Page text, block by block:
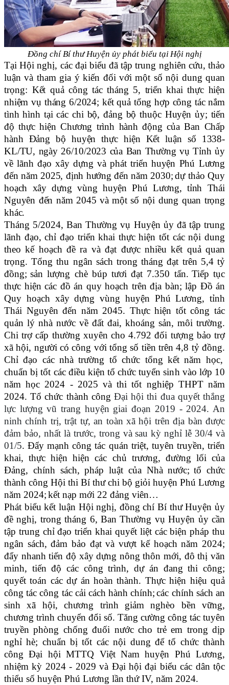
Đồng chí Bí thư Huyện ủy phát biểu tại Hội nghị
Tại Hội nghị, các đại biểu đã tập trung nghiên cứu, thảo
luận và tham gia ý kiến đối với một số nội dung quan
trọng: Kết quả công tác tháng 5, triển khai thực hiện
nhiệm vụ tháng 6/2024; kết quả tổng hợp công tác nắm
tình hình tại các chi bộ, đảng bộ thuộc Huyện ủy; tiến
độ thực hiện Chương trình hành động của Ban Chấp
hành Đảng bộ huyện thực hiện Kết luận số 1338-
KL/TU, ngày 26/10/2023 của Ban Thường vụ Tỉnh ủy
về lãnh đạo xây dựng và phát triển huyện Phú Lương
đến năm 2025, định hướng đến năm 2030; dự thảoQuy
hoạch xây dựng vùng huyện Phú Lương, tỉnh Thái
Nguyên đến năm 2045 và một số nội dung quan trọng
khác.
Tháng 5/2024, Ban Thường vụ Huyện ủy đã tập trung
lãnh đạo, chỉ đạo triển khai thực hiện tốt các nội dung
theo kế hoạch đề ra và đạt được nhiều kết quả quan
trọng. Tổng thu ngân sách trong tháng đạt trên 5,4 tỷ
đồng; sản lượng chè búp tươi đạt 7.350 tấn. Tiếp tục
thực hiện các đồ án quy hoạch trên địa bàn; lập Đồ án
Quy hoạch xây dựng vùng huyện Phú Lương, tỉnh
Thái Nguyên đến năm 2045. Thực hiện tốt công tác
quản lý nhà nước về đất đai, khoáng sản, môi trường.
Chi trợ cấp thường xuyên cho 4.792 đối tượng bảo trợ
xã hội, người có công với tổng số tiền trên 4,8 tỷ đồng.
Chỉ đạo các nhà trường tổ chức tổng kết năm học,
chuẩn bị tốt các điều kiện tổ chức tuyển sinh vào lớp 10
năm học 2024 - 2025 và thi tốt nghiệp THPT năm
2024. Tổ chức thành công Đại hội thi đua quyết thắng
lực lượng vũ trang huyện giai đoạn 2019 - 2024. An
ninh chính trị, trật tự, an toàn xã hội trên địa bàn được
đảm bảo, nhất là trước, trong và sau kỳ nghỉ lễ 30/4 và
01/5. Đẩy mạnh công tác quán triệt, tuyên truyền, triển
khai, thực hiện hiện các chủ trương, đường lối của
Đảng, chính sách, pháp luật của Nhà nước; tổ chức
thành công Hội thi Bí thư chi bộ giỏi huyện Phú Lương
năm 2024;kết nạp mới 22 đảng viên…
Phát biểu kết luận Hội nghị, đồng chí Bí thư Huyện ủy
đề nghị, trong tháng 6, Ban Thường vụ Huyện ủy cần
tập trung chỉ đạo triển khai quyết liệt các biện pháp thu
ngân sách, đảm bảo đạt và vượt kế hoạch năm 2024;
đẩy nhanh tiến độ xây dựng nông thôn mới, đô thị văn
minh, tiến độ các công trình, dự án đang thi công;
quyết toán các dự án hoàn thành. Thực hiện hiệu quả
công tác công tác cải cách hành chính; các chính sách an
sinh xã hội, chương trình giảm nghèo bền vững,
chương trình chuyển đổi số. Tăng cường công tác tuyên
truyền phòng chống đuối nước cho trẻ em trong dịp
nghỉ hè; chuẩn bị tốt các nội dung để tổ chức thành
công Đại hội MTTQ Việt Nam huyện Phú Lương,
nhiệm kỳ 2024 - 2029 và Đại hội đại biểu các dân tộc
thiểu số huyện Phú Lương lần thứ IV, năm 2024.